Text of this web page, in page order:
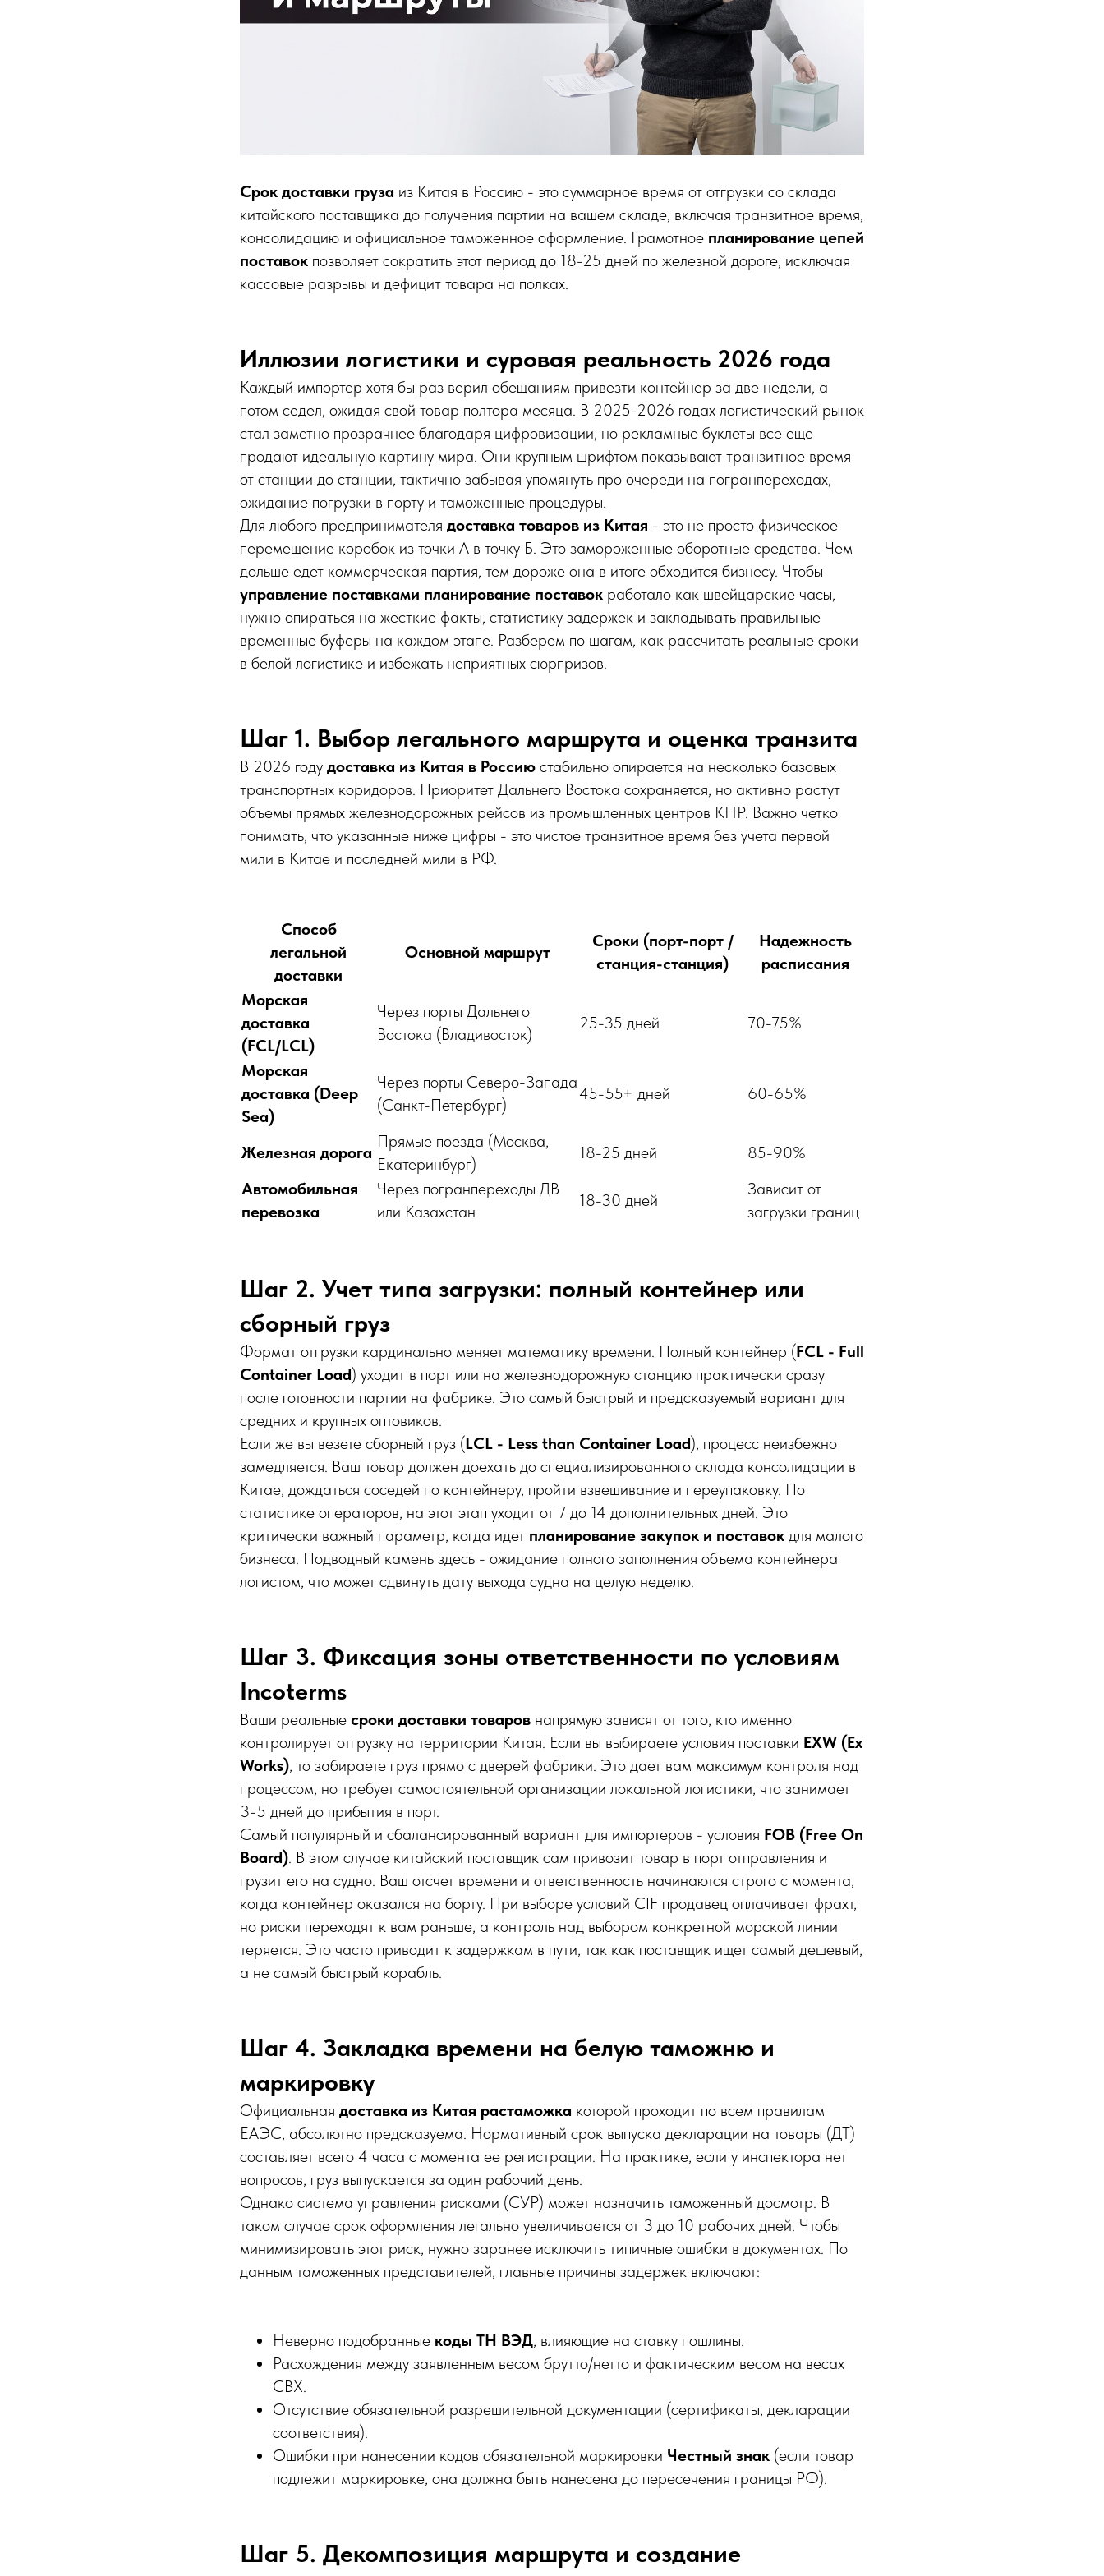
Срок доставки груза из Китая в Россию - это суммарное время от отгрузки со склада
китайского поставщика до получения партии на вашем складе, включая транзитное время,
консолидацию и официальное таможенное оформление. Грамотное планирование цепей
поставок позволяет сократить этот период до 18-25 дней по железной дороге, исключая
кассовые разрывы и дефицит товара на полках.
Иллюзии логистики и суровая реальность 2026 года
Каждый импортер хотя бы раз верил обещаниям привезти контейнер за две недели, а
потом седел, ожидая свой товар полтора месяца. В 2025-2026 годах логистический рынок
стал заметно прозрачнее благодаря цифровизации, но рекламные буклеты все еще
продают идеальную картину мира. Они крупным шрифтом показывают транзитное время
от станции до станции, тактично забывая упомянуть про очереди на погранпереходах,
ожидание погрузки в порту и таможенные процедуры.
Для любого предпринимателя доставка товаров из Китая - это не просто физическое
перемещение коробок из точки А в точку Б. Это замороженные оборотные средства. Чем
дольше едет коммерческая партия, тем дороже она в итоге обходится бизнесу. Чтобы
управление поставками планирование поставок работало как швейцарские часы,
нужно опираться на жесткие факты, статистику задержек и закладывать правильные
временные буферы на каждом этапе. Разберем по шагам, как рассчитать реальные сроки
в белой логистике и избежать неприятных сюрпризов.
Шаг 1. Выбор легального маршрута и оценка транзита
В 2026 году доставка из Китая в Россию стабильно опирается на несколько базовых
транспортных коридоров. Приоритет Дальнего Востока сохраняется, но активно растут
объемы прямых железнодорожных рейсов из промышленных центров КНР. Важно четко
понимать, что указанные ниже цифры - это чистое транзитное время без учета первой
мили в Китае и последней мили в РФ.
Способ
легальной
доставки
Основной маршрут
Сроки (порт-порт /
станция-станция)
Надежность
расписания
Морская
доставка
(FCL/LCL)
Через порты Дальнего
Востока (Владивосток)
25-35 дней 70-75%
Морская
доставка (Deep
Sea)
Через порты Северо-Запада
(Санкт-Петербург)
45-55+ дней 60-65%
Железная дорога
Прямые поезда (Москва,
Екатеринбург)
18-25 дней
85-90%
Автомобильная
перевозка
Через погранпереходы ДВ
или Казахстан
18-30 дней
Зависит от
загрузки границ
Шаг 2. Учет типа загрузки: полный контейнер или
сборный груз
Формат отгрузки кардинально меняет математику времени. Полный контейнер (FCL - Full
Container Load) уходит в порт или на железнодорожную станцию практически сразу
после готовности партии на фабрике. Это самый быстрый и предсказуемый вариант для
средних и крупных оптовиков.
Если же вы везете сборный груз (LCL - Less than Container Load), процесс неизбежно
замедляется. Ваш товар должен доехать до специализированного склада консолидации в
Китае, дождаться соседей по контейнеру, пройти взвешивание и переупаковку. По
статистике операторов, на этот этап уходит от 7 до 14 дополнительных дней. Это
критически важный параметр, когда идет планирование закупок и поставок для малого
бизнеса. Подводный камень здесь - ожидание полного заполнения объема контейнера
логистом, что может сдвинуть дату выхода судна на целую неделю.
Шаг 3. Фиксация зоны ответственности по условиям
Incoterms
Ваши реальные сроки доставки товаров напрямую зависят от того, кто именно
контролирует отгрузку на территории Китая. Если вы выбираете условия поставки EXW (Ex
Works), то забираете груз прямо с дверей фабрики. Это дает вам максимум контроля над
процессом, но требует самостоятельной организации локальной логистики, что занимает
3-5 дней до прибытия в порт.
Самый популярный и сбалансированный вариант для импортеров - условия FOB (Free On
Board). В этом случае китайский поставщик сам привозит товар в порт отправления и
грузит его на судно. Ваш отсчет времени и ответственность начинаются строго с момента,
когда контейнер оказался на борту. При выборе условий CIF продавец оплачивает фрахт,
но риски переходят к вам раньше, а контроль над выбором конкретной морской линии
теряется. Это часто приводит к задержкам в пути, так как поставщик ищет самый дешевый,
а не самый быстрый корабль.
Шаг 4. Закладка времени на белую таможню и
маркировку
Официальная доставка из Китая растаможка которой проходит по всем правилам
ЕАЭС, абсолютно предсказуема. Нормативный срок выпуска декларации на товары (ДТ)
составляет всего 4 часа с момента ее регистрации. На практике, если у инспектора нет
вопросов, груз выпускается за один рабочий день.
Однако система управления рисками (СУР) может назначить таможенный досмотр. В
таком случае срок оформления легально увеличивается от 3 до 10 рабочих дней. Чтобы
минимизировать этот риск, нужно заранее исключить типичные ошибки в документах. По
данным таможенных представителей, главные причины задержек включают:
Неверно подобранные коды ТН ВЭД, влияющие на ставку пошлины.
Расхождения между заявленным весом брутто/нетто и фактическим весом на весах
СВХ.
Отсутствие обязательной разрешительной документации (сертификаты, декларации
соответствия).
Ошибки при нанесении кодов обязательной маркировки Честный знак (если товар
подлежит маркировке, она должна быть нанесена до пересечения границы РФ).
Шаг 5. Декомпозиция маршрута и создание